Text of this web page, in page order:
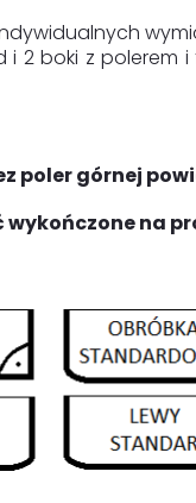
2 boki z polerem
poler górnej
na